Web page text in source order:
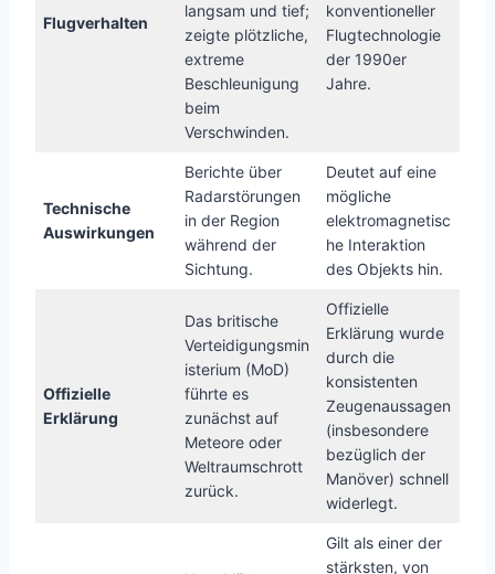
Flugverhalten
langsam und tief;
zeigte plötzliche,
extreme
Beschleunigung
beim
Verschwinden.
konventioneller
Flugtechnologie
der 1990er
Jahre.
Technische
Auswirkungen
Berichte über
Radarstörungen
in der Region
während der
Sichtung.
Deutet auf eine
mögliche
elektromagnetisc
he Interaktion
des Objekts hin.
Offizielle
Erklärung
Das britische
Verteidigungsmin
isterium (MoD)
führte es
zunächst auf
Meteore oder
Weltraumschrott
zurück.
Offizielle
Erklärung wurde
durch die
konsistenten
Zeugenaussagen
(insbesondere
bezüglich der
Manöver) schnell
widerlegt.
Gilt als einer der
stärksten, von